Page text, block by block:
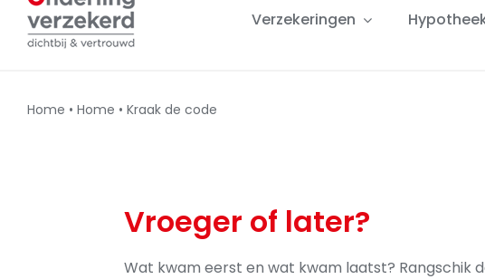
Verzekeringen
Home • Home • Kraak de code
Vroeger of later?
Wat kwam eerst en wat kwam laatst? Rangschik